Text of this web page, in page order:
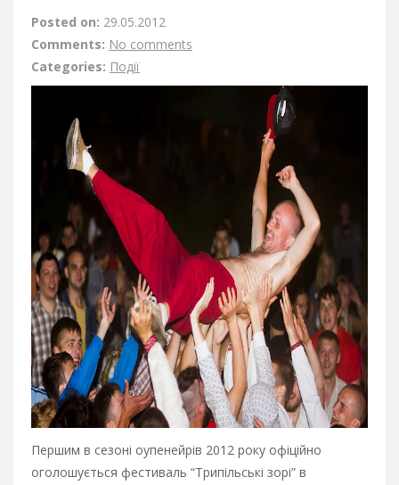
Posted on: 29.05.2012
Comments: No comments
Categories: Події
Першим в сезоні оупенейрів 2012 року офіційно
оголошується фестиваль “Трипільські зорі” в